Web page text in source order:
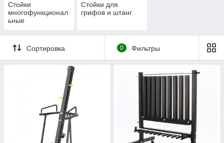
Стойки
многофункционал
ьные
Стойки для
грифов и штанг
Сортировка 0 Фильтры